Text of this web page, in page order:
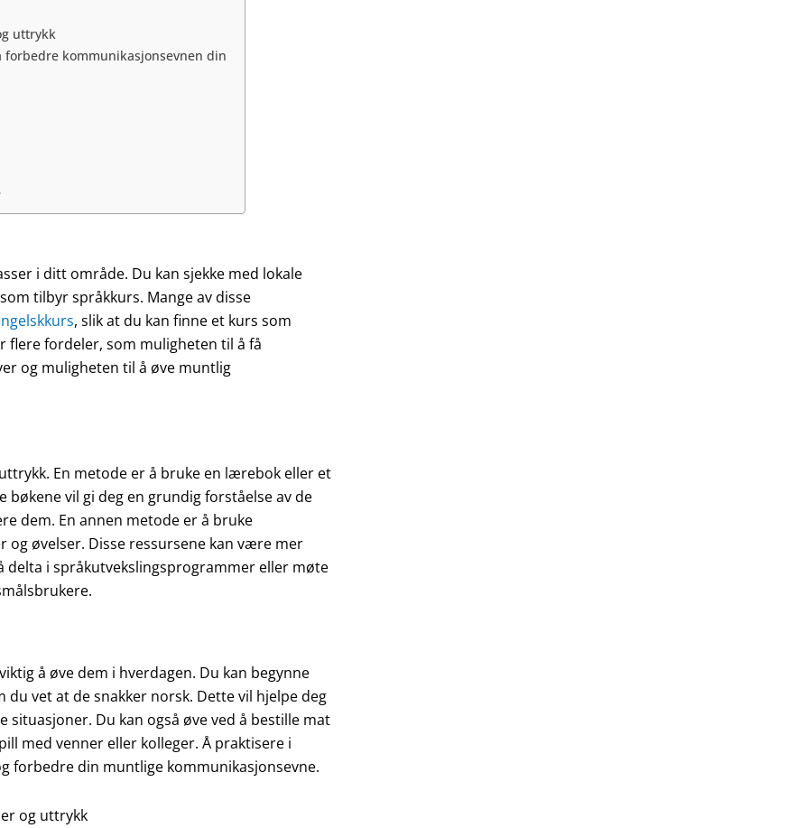
uttrykk
kommunikasjonsevnen din
i ditt område. Du kan sjekke med lokale
tilbyr språkkurs. Mange av disse
, slik at du kan finne et kurs som
flere fordeler, som muligheten til å få
og muligheten til å øve muntlig
En metode er å bruke en lærebok eller et
vil gi deg en grundig forståelse av de
dem. En annen metode er å bruke
øvelser. Disse ressursene kan være mer
delta i språkutvekslingsprogrammer eller møte
å øve dem i hverdagen. Du kan begynne
vet at de snakker norsk. Dette vil hjelpe deg
Du kan også øve ved å bestille mat
med venner eller kolleger. Å praktisere i
forbedre din muntlige kommunikasjonsevne.
og uttrykk